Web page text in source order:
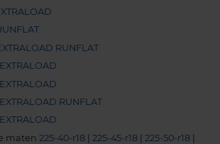
RUNFLAT
RUNFLAT
maten 225-40-r18 | 225-45-r18 | 225-50-r18 |